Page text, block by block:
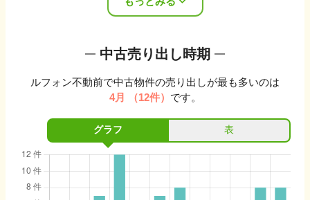
中古売り出し時期
ルフォン不動前で中古物件の売り出しが最も多いのは
4月
（12件） です。
グラフ 表